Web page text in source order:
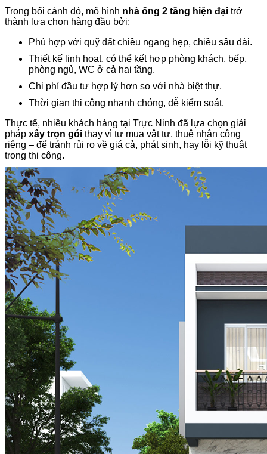
Trong bối cảnh đó, mô hình nhà ống 2 tầng hiện đại trở
thành lựa chọn hàng đầu bởi:
Phù hợp với quỹ đất chiều ngang hẹp, chiều sâu dài.
Thiết kế linh hoạt, có thể kết hợp phòng khách, bếp,
phòng ngủ, WC ở cả hai tầng.
Chi phí đầu tư hợp lý hơn so với nhà biệt thự.
Thời gian thi công nhanh chóng, dễ kiểm soát.
Thực tế, nhiều khách hàng tại Trực Ninh đã lựa chọn giải
pháp xây trọn gói thay vì tự mua vật tư, thuê nhân công
riêng – để tránh rủi ro về giá cả, phát sinh, hay lỗi kỹ thuật
trong thi công.